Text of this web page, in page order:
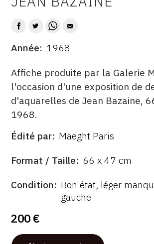
SUIVEZ-NOUS
FACEBOOK
TWITTER
AUTEUR
DATE
Année 1968
DESCRITPTION
Affiche produite par la Galerie
l'occasion d'une exposition de
d'aquarelles de Jean Bazaine,
1968.
ÉDITÉ
Édité par Maeght Paris
FORMAT
Format / Taille 66 x 47 cm
ÉTAT
Condition
Bon état, léger
gauche
200 €